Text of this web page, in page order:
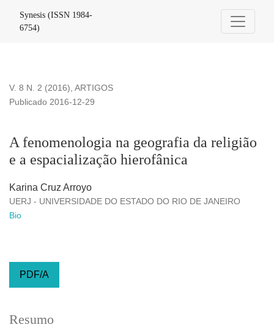
Synesis (ISSN 1984-
6754)
V. 8 N. 2 (2016), ARTIGOS
A fenomenologia na geografia da religião
e a espacialização hierofânica
Publicado 2016-12-29
Karina Cruz Arroyo
UERJ - UNIVERSIDADE DO ESTADO DO RIO DE JANEIRO
Bio
PDF/A
Resumo